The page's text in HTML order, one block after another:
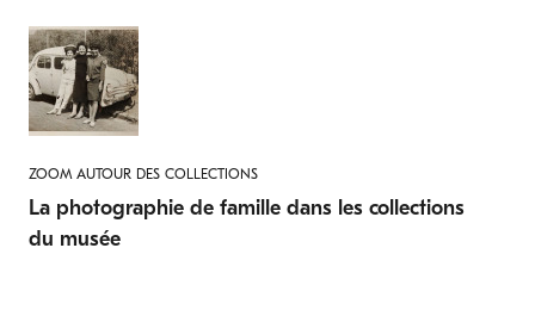
ZOOM AUTOUR DES COLLECTIONS
La photographie de famille dans les collections
du musée